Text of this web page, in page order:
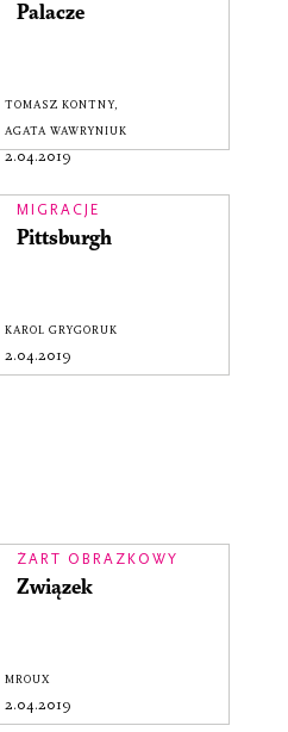
Palacze
TOMASZ KONTNY,
AGATA WAWRYNIUK
2.04.2019
MIGRACJE
Pittsburgh
KAROL GRYGORUK
2.04.2019
ŻART OBRAZKOWY
Związek
MROUX
2.04.2019